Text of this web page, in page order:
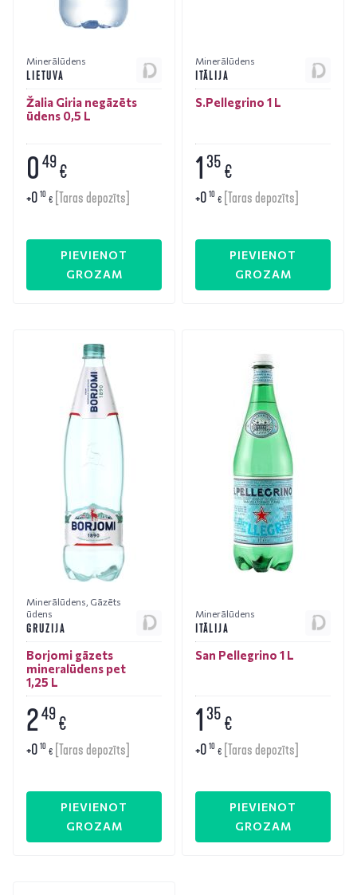
Minerālūdens
LIETUVA
Žalia Giria negāzēts
ūdens 0,5 L
049€
+0 10 € [Taras depozīts]
PIEVIENOT
GROZAM
Minerālūdens
ITĀLIJA
S.Pellegrino 1 L
135€
+0 10 € [Taras depozīts]
PIEVIENOT
GROZAM
Minerālūdens Gāzēts
ūdens
GRUZIJA
Borjomi gāzets
mineralūdens pet
1,25 L
249€
+0 10 € [Taras depozīts]
PIEVIENOT
GROZAM
Minerālūdens
ITĀLIJA
San Pellegrino 1 L
135€
+0 10 € [Taras depozīts]
PIEVIENOT
GROZAM